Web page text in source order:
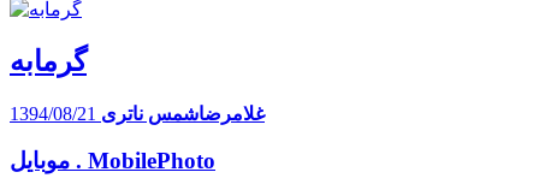
گرمابه
غلامرضاشمس ناتری 1394/08/21
موبایل . MobilePhoto